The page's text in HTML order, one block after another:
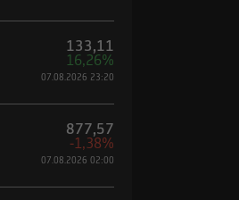
133,11
16,26%
07.08.2026 23:20
877,57
-1,38%
07.08.2026 02:00